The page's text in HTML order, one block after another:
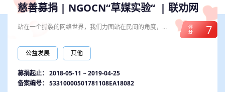
慈善募捐 | NGOCN“草媒实验“ | 联劝网
站在一个撕裂的网络世界，我们力图站在民间的角度，让
事件提供一些负责任的记录和观点；有温度的写作，不会
因“怕删”而保持沉默，也不会因“没流量”而放弃小众议
希望这些文字和记录，能给予读者一份信心和力量，直面
惨淡的现实和彼岸的理想。
7
公益发展 其他
募捐起止： 2018-05-11 ~ 2019-04-25
备案编号： 53310000501781108EA18082